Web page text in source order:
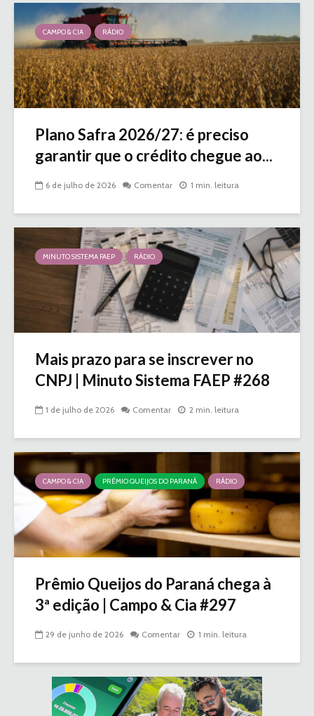
CAMPO & CIA RÁDIO
Plano Safra 2026/27: é preciso
garantir que o crédito chegue ao...
6 de julho de 2026 Comentar 1 min. leitura
MINUTO SISTEMA FAEP RÁDIO
Mais prazo para se inscrever no
CNPJ | Minuto Sistema FAEP #268
1 de julho de 2026 Comentar 2 min. leitura
CAMPO & CIA PRÊMIO QUEIJOS DO PARANÁ RÁDIO
Prêmio Queijos do Paraná chega à
3ª edição | Campo & Cia #297
29 de junho de 2026 Comentar 1 min. leitura